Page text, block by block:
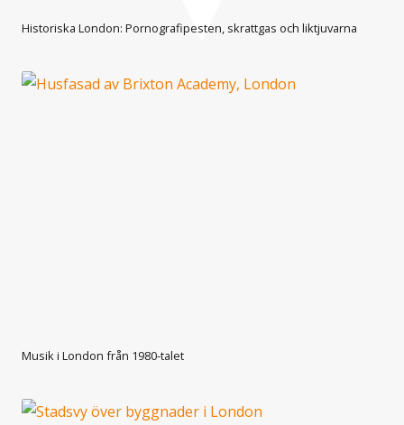
Historiska London: Pornografipesten, skrattgas och liktjuvarna
Musik i London från 1980-talet